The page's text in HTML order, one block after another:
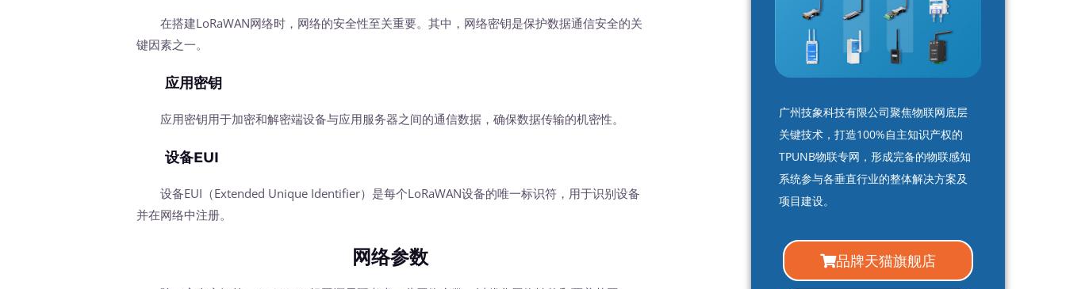
在搭建LoRaWAN网络时，网络的安全性至关重要。其中，网络密钥是保护数据通信安全的关
键因素之一。
应用密钥
应用密钥用于加密和解密端设备与应用服务器之间的通信数据，确保数据传输的机密性。
设备EUI
设备EUI（Extended Unique Identifier）是每个LoRaWAN设备的唯一标识符，用于识别设备
并在网络中注册。
网络参数
广州技象科技有限公司聚焦物联网底层
关键技术，打造100%自主知识产权的
TPUNB物联专网，形成完备的物联感知
系统参与各垂直行业的整体解决方案及
项目建设。
品牌天猫旗舰店